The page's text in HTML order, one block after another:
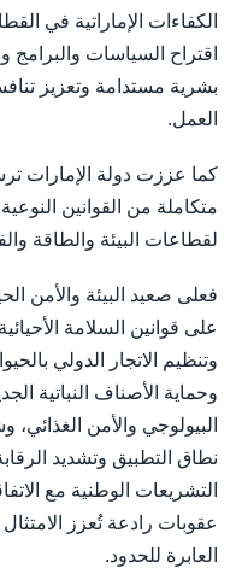
الكفاءات الإماراتية في
اقتراح السياسات والبرامج
بشرية مستدامة وتعزيز
العمل.
كما عززت دولة الإمارات
متكاملة من القوانين
لقطاعات البيئة والطاقة
فعلى صعيد البيئة والأمن
على قوانين السلامة
وتنظيم الاتجار الدولي
وحماية الأصناف النباتية
البيولوجي والأمن
نطاق التطبيق وتشديد
التشريعات الوطنية مع
عقوبات رادعة تُعزز
العابرة للحدود.